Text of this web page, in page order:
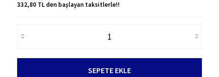
332,80 TL den başlayan taksitlerle!!
SEPETE EKLE